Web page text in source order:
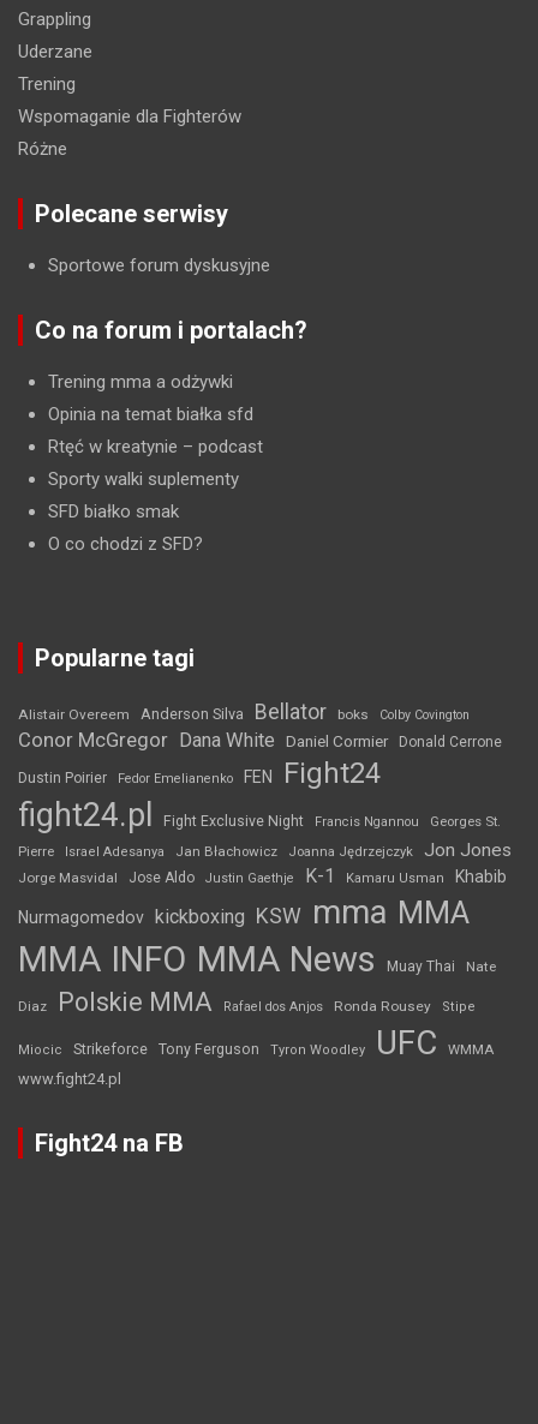
Grappling
Uderzane
Trening
Wspomaganie dla Fighterów
Różne
Polecane serwisy
Sportowe forum dyskusyjne
Co na forum i portalach?
Trening mma a odżywki
Opinia na temat białka sfd
Rtęć w kreatynie – podcast
Sporty walki suplementy
SFD białko smak
O co chodzi z SFD?
Popularne tagi
Alistair Overeem Anderson Silva Bellator boks Colby Covington
Conor McGregor Dana White Daniel Cormier Donald Cerrone
Dustin Poirier Fedor Emelianenko FEN Fight24
fight24.pl Fight Exclusive Night Francis Ngannou
Georges St.
Pierre
Israel Adesanya Jan Błachowicz Joanna Jędrzejczyk Jon Jones
Jorge Masvidal Jose Aldo Justin Gaethje K-1 Kamaru Usman Khabib
Nurmagomedov kickboxing KSW mma MMA
MMA INFO MMA News Muay Thai Nate
Diaz Polskie MMA Rafael dos Anjos Ronda Rousey Stipe
Miocic Strikeforce Tony Ferguson Tyron Woodley UFC WMMA
www.fight24.pl
Fight24 na FB